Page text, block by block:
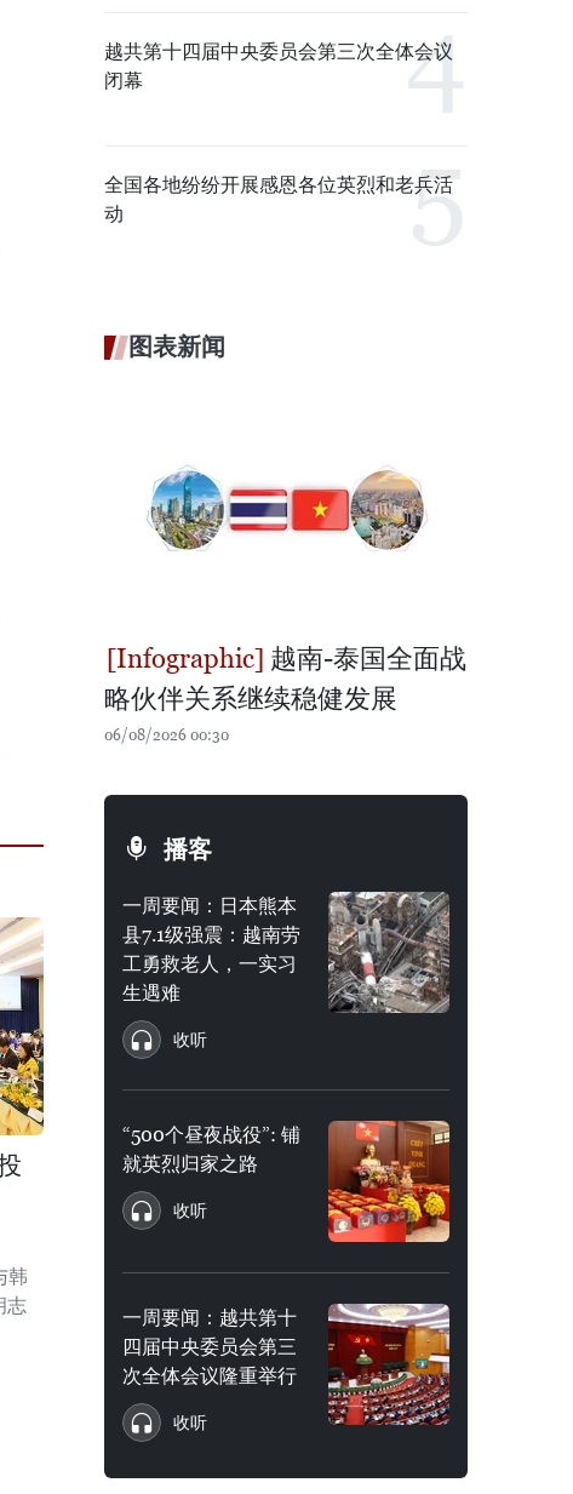
韩
志
越共第十四届中央委员会第三次全体会议
闭幕
全国各地纷纷开展感恩各位英烈和老兵活
动
图表新闻
越南-泰国全面战
略伙伴关系继续稳健发展
06/08/2026 00:30
播客
一周要闻：日本熊本
县7.1级强震：越南劳
工勇救老人，一实习
生遇难
收听
“500个昼夜战役”: 铺
就英烈归家之路
收听
一周要闻：越共第十
四届中央委员会第三
次全体会议隆重举行
收听